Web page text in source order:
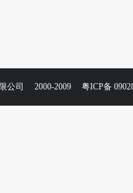
限公司 2000-2009 粤ICP备